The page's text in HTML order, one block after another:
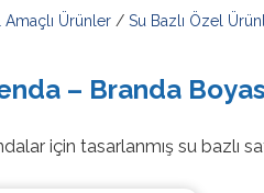
Amaçlı Ürünler / Su Bazlı Özel
– Branda
için tasarlanmış su bazlı